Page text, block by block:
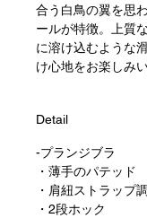
合う白鳥の翼を思
ールが特徴。上質
に溶け込むような
け心地をお楽しみ
Detail
-プランジブラ
・薄手のパテッド
・肩紐ストラップ
・2段ホック